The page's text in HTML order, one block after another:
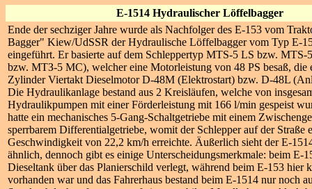
E-1514 Hydraulischer Löffelbagger
Ende der sechziger Jahre wurde als Nachfolger des E-153 vom
Bagger" Kiew/UdSSR der Hydraulische Löffelbagger vom Typ E-
eingeführt. Er basierte auf dem Schleppertyp MTS-5 LS bzw.
bzw. МТЗ-5 МС), welcher eine Motorleistung von 48 PS besaß, die
Zylinder Viertakt Dieselmotor D-48M (Elektrostart) bzw. D-48L
Die Hydraulikanlage bestand aus 2 Kreisläufen, welche von
Hydraulikpumpen mit einer Förderleistung mit 166 l/min gespeist
hatte ein mechanisches 5-Gang-Schaltgetriebe mit einem
sperrbarem Differentialgetriebe, womit der Schlepper auf der Straße
Geschwindigkeit von 22,2 km/h erreichte. Äußerlich sieht der E-
ähnlich, dennoch gibt es einige Unterscheidungsmerkmale: beim E-
Dieseltank über das Planierschild verlegt, während beim E-153 hier
vorhanden war und das Fahrerhaus bestand beim E-1514 nur noch